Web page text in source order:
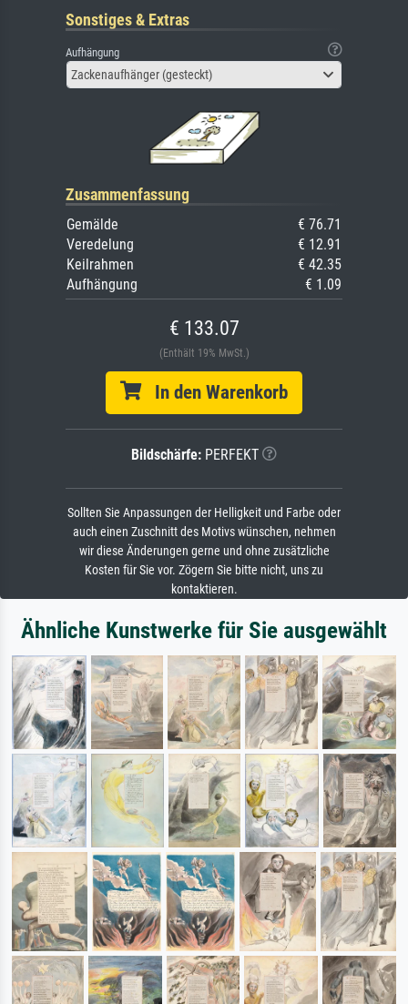
Sonstiges & Extras
Aufhängung
Zackenaufhänger (gesteckt)
Zusammenfassung
Gemälde
€ 76.71
Veredelung
€ 12.91
Keilrahmen
€ 42.35
Aufhängung
€ 1.09
€ 133.07
(Enthält 19% MwSt.)
In den Warenkorb
Bildschärfe: PERFEKT
Sollten Sie Anpassungen der Helligkeit und Farbe oder
auch einen Zuschnitt des Motivs wünschen, nehmen
wir diese Änderungen gerne und ohne zusätzliche
Kosten für Sie vor. Zögern Sie bitte nicht, uns zu
kontaktieren.
Ähnliche Kunstwerke für Sie ausgewählt